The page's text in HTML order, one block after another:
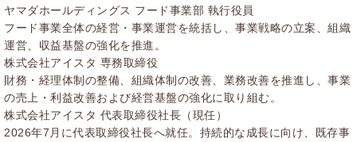
ヤマダホールディングス フード事業部 執行役員
フード事業全体の経営・事業運営を統括し、事業戦略の立案、組織
運営、収益基盤の強化を推進。
株式会社アイスタ 専務取締役
財務・経理体制の整備、組織体制の改善、業務改善を推進し、事業
の売上・利益改善および経営基盤の強化に取り組む。
株式会社アイスタ 代表取締役社長（現任）
2026年7月に代表取締役社長へ就任。持続的な成長に向け、既存事